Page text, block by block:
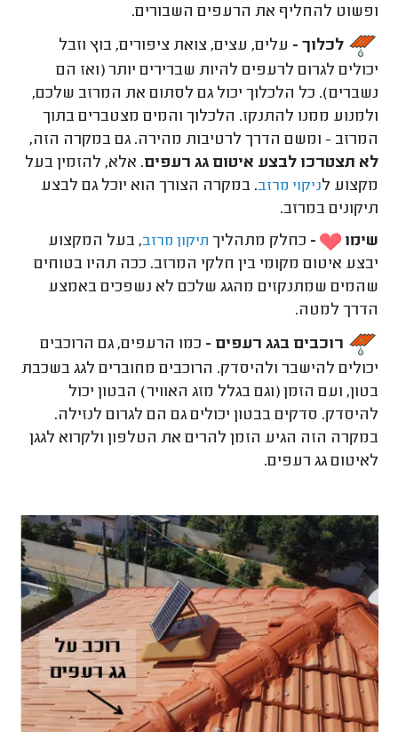
ופשוט להחליף את הרעפים השבורים.
לכלוך - עלים, עצים, צואת ציפורים, בוץ וזבל
יכולים לגרום לרעפים להיות שברירים יותר (ואז הם
נשברים). כל הלכלוך יכול גם לסתום את המרזב שלכם,
ולמנוע ממנו להתנקז. הלכלוך והמים מצטברים בתוך
המרזב - ומשם הדרך לרטיבות מהירה. גם במקרה הזה,
לא תצטרכו לבצע איטום גג רעפים. אלא, להזמין בעל
מקצוע לניקוי מרזב. במקרה הצורך הוא יוכל גם לבצע
תיקונים במרזב.
שימו
- כחלק מתהליך תיקון מרזב, בעל המקצוע
יבצע איטום מקומי בין חלקי המרזב. ככה תהיו בטוחים
שהמים שמתנקזים מהגג שלכם לא נשפכים באמצע
הדרך למטה.
רוכבים בגג רעפים - כמו הרעפים, גם הרוכבים
יכולים להישבר ולהיסדק. הרוכבים מחוברים לגג בשכבת
בטון, ועם הזמן (וגם בגלל מזג האוויר) הבטון יכול
להיסדק. סדקים בבטון יכולים גם הם לגרום לנזילה.
במקרה הזה הגיע הזמן להרים את הטלפון ולקרוא לגגן
לאיטום גג רעפים.